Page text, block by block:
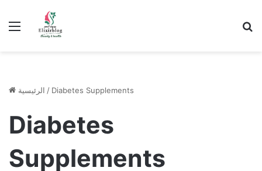
القائمة
الرئيسية / Diabetes Supplements
Diabetes
Supplements